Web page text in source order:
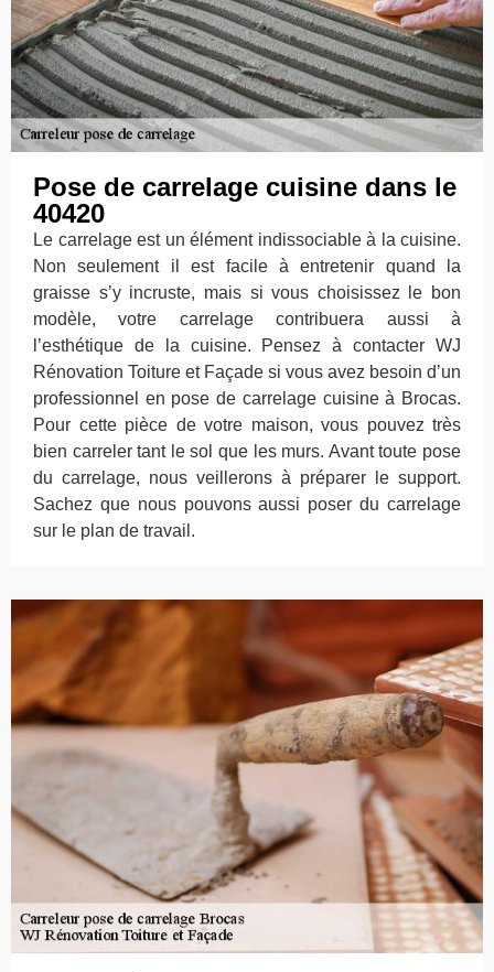
Pose de carrelage cuisine dans le
40420
Le carrelage est un élément indissociable à la cuisine.
Non seulement il est facile à entretenir quand la
graisse s’y incruste, mais si vous choisissez le bon
modèle, votre carrelage contribuera aussi à
l’esthétique de la cuisine. Pensez à contacter WJ
Rénovation Toiture et Façade si vous avez besoin d’un
professionnel en pose de carrelage cuisine à Brocas.
Pour cette pièce de votre maison, vous pouvez très
bien carreler tant le sol que les murs. Avant toute pose
du carrelage, nous veillerons à préparer le support.
Sachez que nous pouvons aussi poser du carrelage
sur le plan de travail.